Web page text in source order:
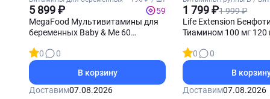
5 899 ₽
59
MegaFood Мультивитамины для
беременных Baby & Me 60
0
0
В корзину
Доставим07.08.2026
Б1 (Тиамин)
1 799 ₽1 999 ₽
Life Extension
Тиамином 100 мг 120
0
0
В
Доставим07.08.2026